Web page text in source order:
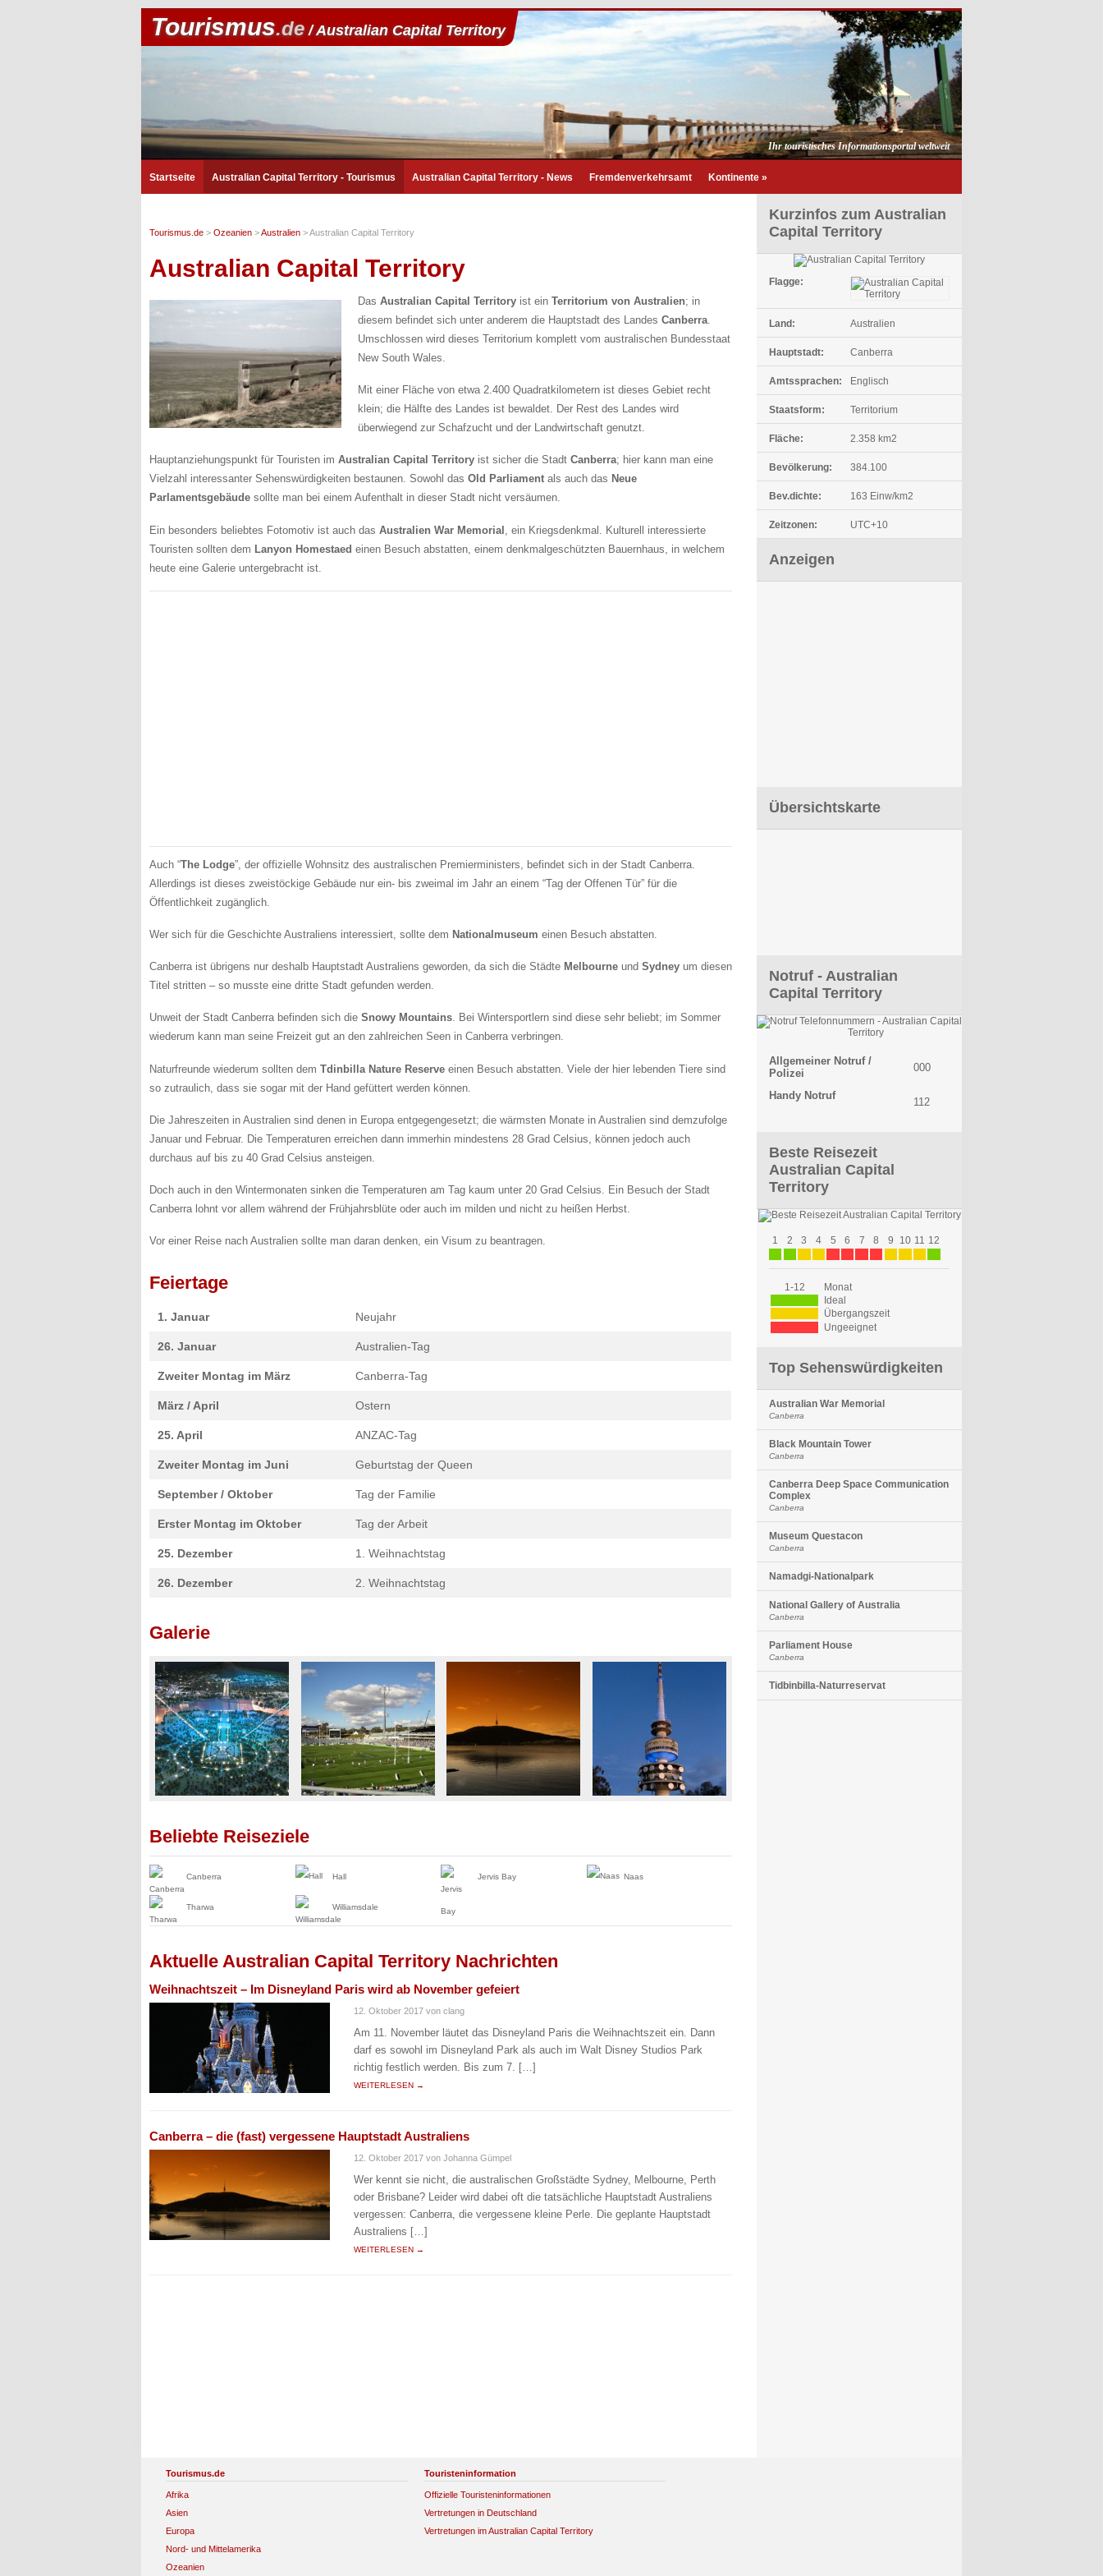
Tourismus.de/ Australian Capital Territory
Ihr touristisches Informationsportal weltweit
Startseite Australian Capital Territory - Tourismus Australian Capital Territory - News Fremdenverkehrsamt Kontinente »
Tourismus.de > Ozeanien >Australien >Australian Capital Territory
Australian Capital Territory
DasAustralian Capital Territory ist einTerritorium von Australien; in
diesem befindet sich unter anderem die Hauptstadt des LandesCanberra
Umschlossen wird dieses Territorium komplett vom australischen Bundesstaat
New South Wales.
Mit einer Fläche von etwa 2.400 Quadratkilometern ist dieses Gebiet recht
klein; die Hälfte des Landes ist bewaldet. Der Rest des Landes wird
überwiegend zur Schafzucht und der Landwirtschaft genutzt.
Hauptanziehungspunkt für Touristen im Australian Capital Territory ist sicher die Stadt Canberra; hier kann man eine
Vielzahl interessanter Sehenswürdigkeiten bestaunen. Sowohl das Old Parliament als auch das Neue
Parlamentsgebäude sollte man bei einem Aufenthalt in dieser Stadt nicht versäumen.
Ein besonders beliebtes Fotomotiv ist auch das Australien War Memorial , ein Kriegsdenkmal. Kulturell interessierte
Touristen sollten dem Lanyon Homestaed einen Besuch abstatten, einem denkmalgeschützten Bauernhaus, in welchem
heute eine Galerie untergebracht ist.
Auch “The Lodge”, der offizielle Wohnsitz des australischen Premierministers, befindet sich in der Stadt Canberra.
Allerdings ist dieses zweistöckige Gebäude nur ein- bis zweimal im Jahr an einem “Tag der Offenen Tür” für die
Öffentlichkeit zugänglich.
Wer sich für die Geschichte Australiens interessiert, sollte dem Nationalmuseum einen Besuch abstatten.
Canberra ist übrigens nur deshalb Hauptstadt Australiens geworden, da sich die Städte Melbourne und Sydney um diesen
Titel stritten – so musste eine dritte Stadt gefunden werden.
Unweit der Stadt Canberra befinden sich die Snowy Mountains. Bei Wintersportlern sind diese sehr beliebt; im Sommer
wiederum kann man seine Freizeit gut an den zahlreichen Seen in Canberra verbringen.
Naturfreunde wiederum sollten dem Tdinbilla Nature Reserve einen Besuch abstatten. Viele der hier lebenden Tiere sind
so zutraulich, dass sie sogar mit der Hand gefüttert werden können.
Die Jahreszeiten in Australien sind denen in Europa entgegengesetzt; die wärmsten Monate in Australien sind demzufolge
Januar und Februar. Die Temperaturen erreichen dann immerhin mindestens 28 Grad Celsius, können jedoch auch
durchaus auf bis zu 40 Grad Celsius ansteigen.
Doch auch in den Wintermonaten sinken die Temperaturen am Tag kaum unter 20 Grad Celsius. Ein Besuch der Stadt
Canberra lohnt vor allem während der Frühjahrsblüte oder auch im milden und nicht zu heißen Herbst.
Vor einer Reise nach Australien sollte man daran denken, ein Visum zu beantragen.
Feiertage
1. Januar Neujahr
26. Januar Australien-Tag
Zweiter Montag im März Canberra-Tag
März / April Ostern
25. April ANZAC-Tag
Zweiter Montag im Juni Geburtstag der Queen
September / Oktober Tag der Familie
Erster Montag im Oktober Tag der Arbeit
25. Dezember 1. Weihnachtstag
26. Dezember 2. Weihnachtstag
Galerie
Beliebte Reiseziele
Canberra Hall Jervis Bay Naas
Tharwa Williamsdale
Aktuelle Australian Capital Territory Nachrichten
Weihnachtszeit – Im Disneyland Paris wird ab November gefeiert
12. Oktober 2017 von clang
Am 11. November läutet das Disneyland Paris die Weihnachtszeit ein. Dann
darf es sowohl im Disneyland Park als auch im Walt Disney Studios Park
richtig festlich werden. Bis zum 7. […]
WEITERLESEN →
Canberra – die (fast) vergessene Hauptstadt Australiens
12. Oktober 2017 von Johanna Gümpel
Wer kennt sie nicht, die australischen Großstädte Sydney, Melbourne, Perth
oder Brisbane? Leider wird dabei oft die tatsächliche Hauptstadt Australiens
vergessen: Canberra, die vergessene kleine Perle. Die geplante Hauptstadt
Australiens […]
WEITERLESEN →
Kurzinfos zum Australian
Capital Territory
Flagge:
Land: Australien
Hauptstadt: Canberra
Amtssprachen: Englisch
Staatsform: Territorium
Fläche: 2.358 km2
Bevölkerung: 384.100
Bev.dichte: 163 Einw/km2
Zeitzonen: UTC+10
Anzeigen
Übersichtskarte
Notruf - Australian
Capital Territory
Allgemeiner Notruf /
Polizei
000
Handy Notruf
112
Beste Reisezeit
Australian Capital
Territory
1 2 3 4 5 6 7 8 9 10 11 12
1-12
Monat
Ideal
Übergangszeit
Ungeeignet
Top Sehenswürdigkeiten
Australian War Memorial
Canberra
Black Mountain Tower
Canberra
Canberra Deep Space Communication
Complex
Canberra
Museum Questacon
Canberra
Namadgi-Nationalpark
National Gallery of Australia
Canberra
Parliament House
Canberra
Tidbinbilla-Naturreservat
Tourismus.de
Afrika
Asien
Europa
Nord- und Mittelamerika
Ozeanien
Touristeninformation
Offizielle Touristeninformationen
Vertretungen in Deutschland
Vertretungen im Australian Capital Territory